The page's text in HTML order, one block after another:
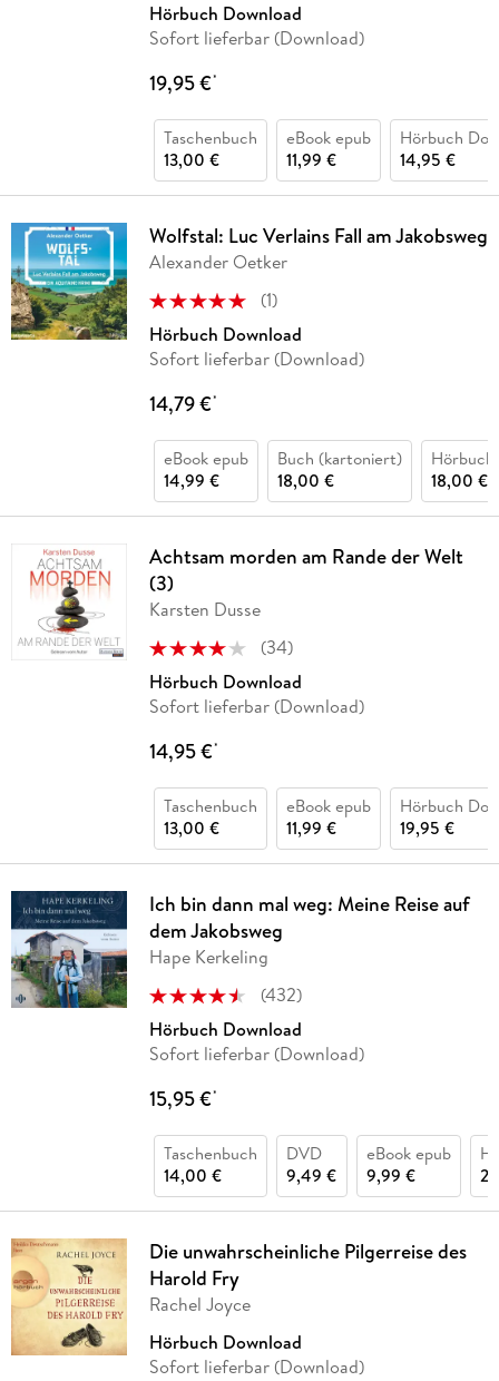
Hörbuch Download
Sofort lieferbar (Download)
19,95 €*
Taschenbuch
13,00 €
eBook epub
11,99 €
Hörbuch
14,95 €
Wolfstal: Luc Verlains Fall am Jakobsweg
Alexander Oetker
(1)
Hörbuch Download
Sofort lieferbar (Download)
14,79 €*
eBook epub
14,99 €
Buch (kartoniert)
18,00 €
Hörbuch
18,00 €
Achtsam morden am Rande der Welt
(3)
Karsten Dusse
(34)
Hörbuch Download
Sofort lieferbar (Download)
14,95 €*
Taschenbuch
13,00 €
eBook epub
11,99 €
Hörbuch
19,95 €
Ich bin dann mal weg: Meine Reise auf
dem Jakobsweg
Hape Kerkeling
(432)
Hörbuch Download
Sofort lieferbar (Download)
15,95 €*
Taschenbuch
14,00 €
DVD
9,49 €
eBook epub
9,99 €
Die unwahrscheinliche Pilgerreise des
Harold Fry
Rachel Joyce
Hörbuch Download
Sofort lieferbar (Download)